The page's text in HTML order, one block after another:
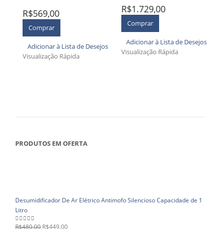
R$569,00
Comprar
Adicionar à Lista de Desejos
Visualização Rápida
R$1.729,00
Comprar
Adicionar à Lista de Desejos
Visualização Rápida
PRODUTOS EM OFERTA
Desumidificador De Ar Elétrico Antimofo Silencioso Capacidade de 1
Litro
0out of 5
R$480,00 R$449,00